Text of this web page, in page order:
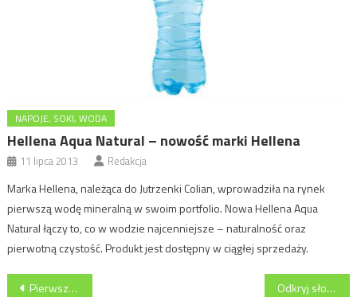
NAPOJE, SOKI, WODA
Hellena Aqua Natural – nowość marki Hellena
11 lipca 2013 Redakcja
Marka Hellena, należąca do Jutrzenki Colian, wprowadziła na rynek
pierwszą wodę mineralną w swoim portfolio. Nowa Hellena Aqua
Natural łączy to, co w wodzie najcenniejsze – naturalność oraz
pierwotną czystość. Produkt jest dostępny w ciągłej sprzedaży.
Nawigacja
Pierwsze Profesjonalia Piwowarów i Barmanów Odkryj słodką tajemnicę smaku Haribo Holladrio